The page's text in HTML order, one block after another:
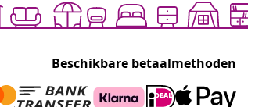
Beschikbare betaalmethoden